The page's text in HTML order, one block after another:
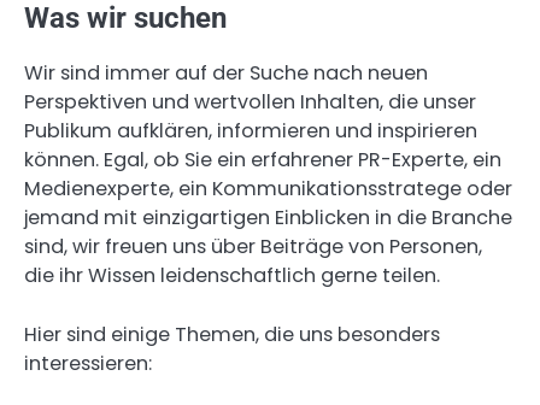
Was wir suchen
Wir sind immer auf der Suche nach neuen
Perspektiven und wertvollen Inhalten, die unser
Publikum aufklären, informieren und inspirieren
können. Egal, ob Sie ein erfahrener PR-Experte, ein
Medienexperte, ein Kommunikationsstratege oder
jemand mit einzigartigen Einblicken in die Branche
sind, wir freuen uns über Beiträge von Personen,
die ihr Wissen leidenschaftlich gerne teilen.
Hier sind einige Themen, die uns besonders
interessieren: